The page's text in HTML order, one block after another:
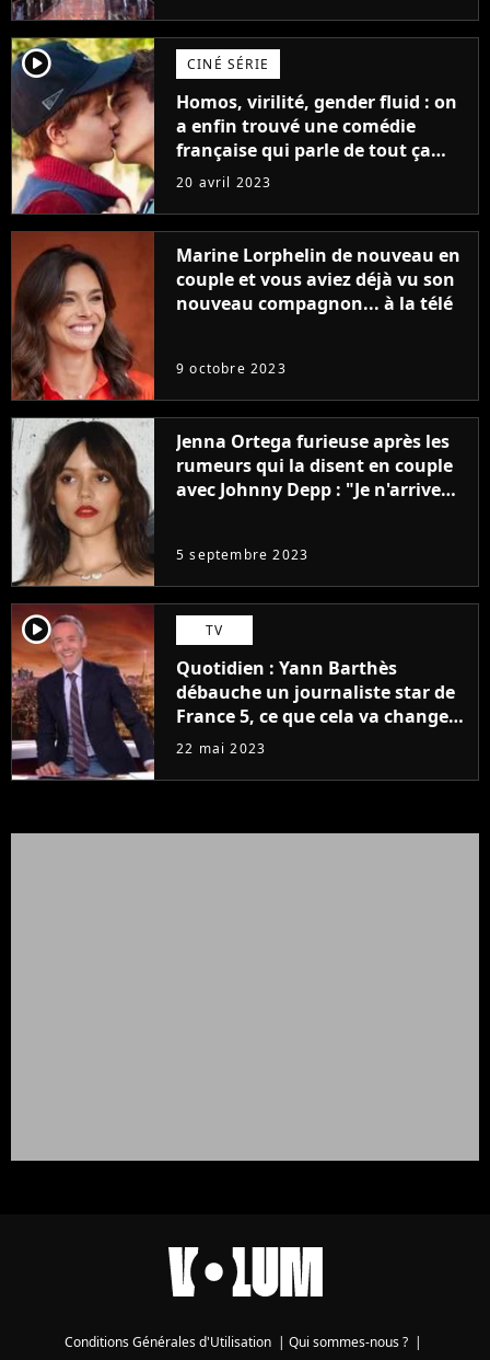
player2 CINÉ SÉRIE
Homos, virilité, gender fluid : on
a enfin trouvé une comédie
française qui parle de tout ça
sans être super ringarde
20 avril 2023
Marine Lorphelin de nouveau en
couple et vous aviez déjà vu son
nouveau compagnon... à la télé
9 octobre 2023
Jenna Ortega furieuse après les
rumeurs qui la disent en couple
avec Johnny Depp : "Je n'arrive
5 septembre 2023
player2 TV
Quotidien : Yann Barthès
débauche un journaliste star de
France 5, ce que cela va changer
à la rentrée
22 mai 2023
Conditions Générales d'Utilisation | Qui sommes-nous ? |